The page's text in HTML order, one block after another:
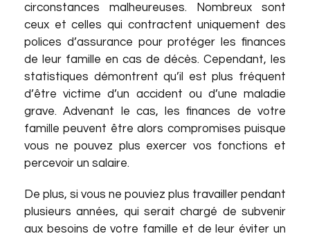
circonstances malheureuses. Nombreux sont
ceux et celles qui contractent uniquement des
polices d’assurance pour protéger les finances
de leur famille en cas de décès. Cependant, les
statistiques démontrent qu’il est plus fréquent
d’être victime d’un accident ou d’une maladie
grave. Advenant le cas, les finances de votre
famille peuvent être alors compromises puisque
vous ne pouvez plus exercer vos fonctions et
percevoir un salaire.
De plus, si vous ne pouviez plus travailler pendant
plusieurs années, qui serait chargé de subvenir
aux besoins de votre famille et de leur éviter un